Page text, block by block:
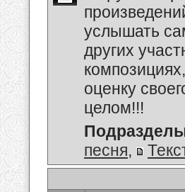
услышать
других
оценку
целом!!!
песня,